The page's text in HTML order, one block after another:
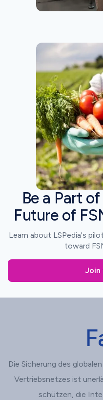
Be a Part
Future of
Learn about LSPedia's
toward
Join
Die Sicherung des
Vertriebsnetzes ist
schützen, die